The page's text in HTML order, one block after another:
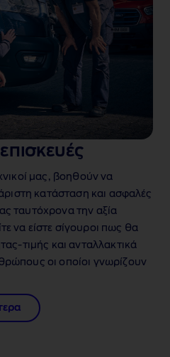
μας, βοηθούν να
κατάσταση και ασφαλές
ταυτόχρονα την αξία
να είστε σίγουροι πως θα
και ανταλλακτικά
οι οποίοι γνωρίζουν